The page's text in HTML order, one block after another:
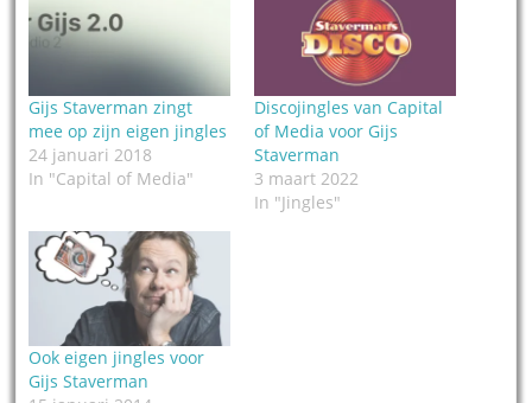
Gijs Staverman zingt
mee op zijn eigen jingles
24 januari 2018
In "Capital of Media"
Discojingles van Capital
of Media voor Gijs
Staverman
3 maart 2022
In "Jingles"
Ook eigen jingles voor
Gijs Staverman